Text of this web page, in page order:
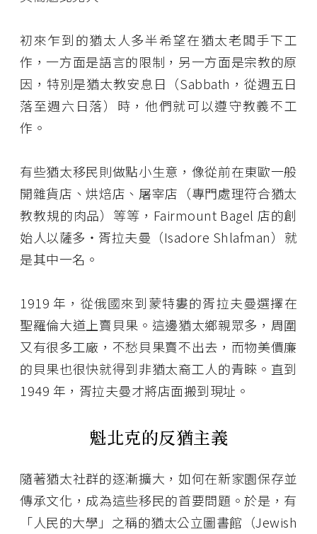
初來乍到的猶太人多半希望在猶太老闆手下工
作，一方面是語言的限制，另一方面是宗教的原
因，特別是猶太教安息日（Sabbath，從週五日
落至週六日落）時，他們就可以遵守教義不工
作。
有些猶太移民則做點小生意，像從前在東歐一般
開雜貨店、烘焙店、屠宰店（專門處理符合猶太
教教規的肉品）等等，Fairmount Bagel 店的創
始人以薩多・胥拉夫曼（Isadore Shlafman）就
是其中一名。
1919 年，從俄國來到蒙特婁的胥拉夫曼選擇在
聖羅倫大道上賣貝果。這邊猶太鄉親眾多，周圍
又有很多工廠，不愁貝果賣不出去，而物美價廉
的貝果也很快就得到非猶太裔工人的青睞。直到
1949 年，胥拉夫曼才將店面搬到現址。
魁北克的反猶主義
隨著猶太社群的逐漸擴大，如何在新家園保存並
傳承文化，成為這些移民的首要問題。於是，有
「人民的大學」之稱的猶太公立圖書館（Jewish